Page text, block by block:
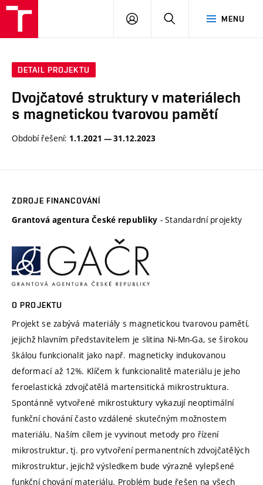
MENU
PŘIHLÁSIT
DETAIL PROJEKTU
Dvojčatové struktury v materiálech
s magnetickou tvarovou pamětí
Období řešení: 1.1.2021 — 31.12.2023
ZDROJE FINANCOVÁNÍ
Grantová agentura České republiky - Standardní projekty
O PROJEKTU
Projekt se zabývá materiály s magnetickou tvarovou pamětí,
jejichž hlavním představitelem je slitina Ni-Mn-Ga, se širokou
škálou funkcionalit jako např. magneticky indukovanou
deformací až 12%. Klíčem k funkcionalitě materiálu je jeho
feroelastická zdvojčatělá martensitická mikrostruktura.
Spontánně vytvořené mikrostuktury vykazují neoptimální
funkční chování často vzdálené skutečným možnostem
materiálu. Naším cílem je vyvinout metody pro řízení
mikrostruktur, tj. pro vytvoření permanentních zdvojčatělých
mikrostruktur, jejichž výsledkem bude výrazně vylepšené
funkční chování materiálu. Problém bude řešen na všech